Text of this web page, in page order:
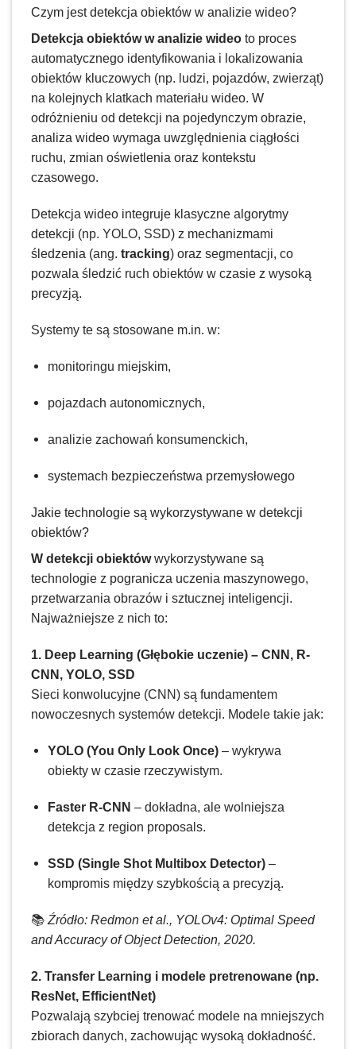
Czym jest detekcja obiektów w analizie wideo?
Detekcja obiektów w analizie wideo to proces
automatycznego identyfikowania i lokalizowania
obiektów kluczowych (np. ludzi, pojazdów, zwierząt)
na kolejnych klatkach materiału wideo. W
odróżnieniu od detekcji na pojedynczym obrazie,
analiza wideo wymaga uwzględnienia ciągłości
ruchu, zmian oświetlenia oraz kontekstu
czasowego.
Detekcja wideo integruje klasyczne algorytmy
detekcji (np. YOLO, SSD) z mechanizmami
śledzenia (ang.tracking) oraz segmentacji, co
pozwala śledzić ruch obiektów w czasie z wysoką
precyzją.
Systemy te są stosowane m.in. w:
monitoringu miejskim,
pojazdach autonomicznych,
analizie zachowań konsumenckich,
systemach bezpieczeństwa przemysłowego
Jakie technologie są wykorzystywane w detekcji
obiektów?
W detekcji obiektówwykorzystywane są
technologie z pogranicza uczenia maszynowego,
przetwarzania obrazów i sztucznej inteligencji.
Najważniejsze z nich to:
1. Deep Learning (Głębokie uczenie) – CNN, R-
CNN, YOLO, SSD
Sieci konwolucyjne (CNN) są fundamentem
nowoczesnych systemów detekcji. Modele takie jak:
YOLO (You Only Look Once) – wykrywa
obiekty w czasie rzeczywistym.
Faster R-CNN – dokładna, ale wolniejsza
detekcja z region proposals.
SSD (Single Shot Multibox Detector) –
kompromis między szybkością a precyzją.
📚Źródło: Redmon et al., YOLOv4: Optimal Speed
and Accuracy of Object Detection, 2020.
2. Transfer Learning i modele pretrenowane (np.
ResNet, EfficientNet)
Pozwalają szybciej trenować modele na mniejszych
zbiorach danych, zachowując wysoką dokładność.